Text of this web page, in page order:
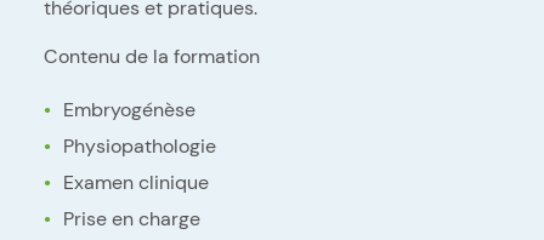
théoriques et pratiques.
Contenu de la formation
Embryogénèse
Physiopathologie
Examen clinique
Prise en charge